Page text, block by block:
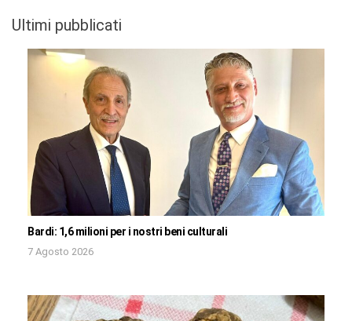
Ultimi pubblicati
Bardi: 1,6 milioni per i nostri beni culturali
7 Agosto 2026